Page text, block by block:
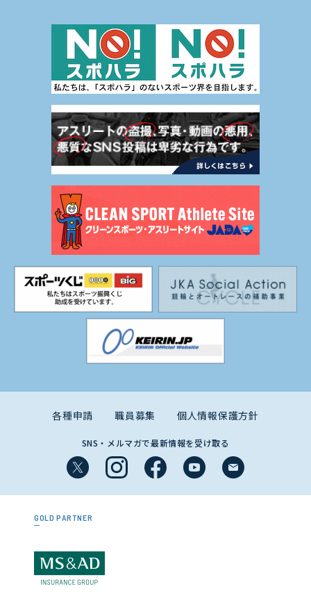
各種申請 職員募集 個人情報保護方針
SNS・メルマガで最新情報を受け取る
GOLD PARTNER